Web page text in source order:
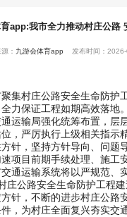
app:我市全力推动村庄公路
： 九游会体育app 发布时间：
村庄公路安全生命防护
力保证工程如期高效落地。
输局强化统筹布置，层
，严厉执行上级相关指示
针，坚持方针导向、问题
项目前期手续处理、施工
运输系统将以严规范、
庄公路安全生命防护工程
针，不断的进步村庄公路
，为村庄全面复兴夯实交